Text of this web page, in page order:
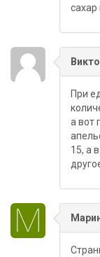
сахар
При
а вот
15, а